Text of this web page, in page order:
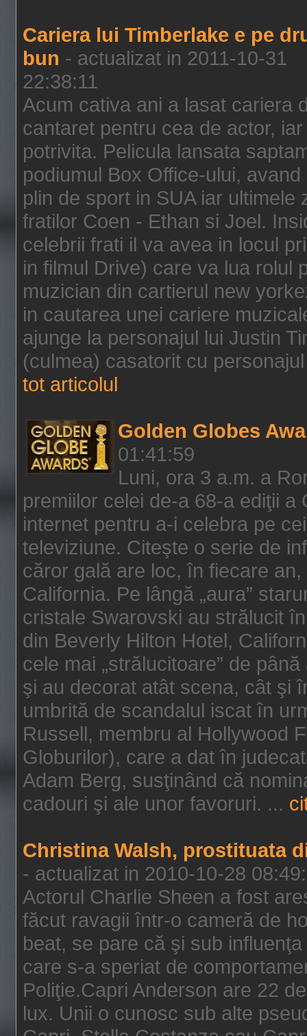
Cariera lui Timberlake e pe
bun - actualizat in 2011-10-31
22:38:11
Acum cativa ani a lasat cariera
cantaret pentru cea de actor,
potrivita. Pelicula lansata
podiumul Box Office-ului,
plin de sport in SUA iar
fratilor Coen - Ethan si Joel.
celebrii frati il va avea in locul
in filmul Drive) care va lua rolul
muzician din cartierul new
in cautarea unei cariere
ajunge la personajul lui Justin
(culmea) casatorit cu
tot articolul
Golden Globes
01:41:59
Luni, ora 3 a.m. a
premiilor celei de-a 68-a ediţii
internet pentru a-i celebra pe
televiziune. Citeşte o serie de
căror gală are loc, în fiecare
California. Pe lângă „aura”
cristale Swarovski au strălucit
din Beverly Hilton Hotel,
cele mai „strălucitoare” de
şi au decorat atât scena, cât şi
umbrită de scandalul iscat în
Russell, membru al Hollywood
Globurilor), care a dat în
Adam Berg, susţinând că
cadouri şi ale unor favoruri. ...
Christina Walsh, prostituata
- actualizat in 2010-10-28
Actorul Charlie Sheen a fost
făcut ravagii într-o cameră de
beat, se pare că şi sub
care s-a speriat de
Poliţie.Capri Anderson are 22
lux. Unii o cunosc sub alte